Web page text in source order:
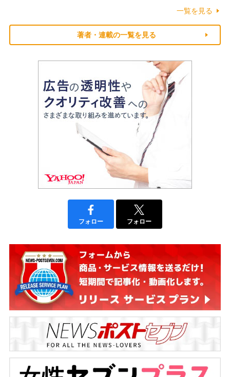
一覧を見る
著者・連載の一覧を見る
フォロー フォロー